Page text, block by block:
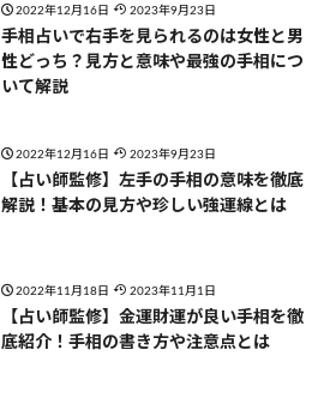
2022年12月16日 2023年9月23日
手相占いで右手を見られるのは女性と男
性どっち？見方と意味や最強の手相につ
いて解説
2022年12月16日 2023年9月23日
【占い師監修】左手の手相の意味を徹底
解説！基本の見方や珍しい強運線とは
2022年11月18日 2023年11月1日
【占い師監修】金運財運が良い手相を徹
底紹介！手相の書き方や注意点とは